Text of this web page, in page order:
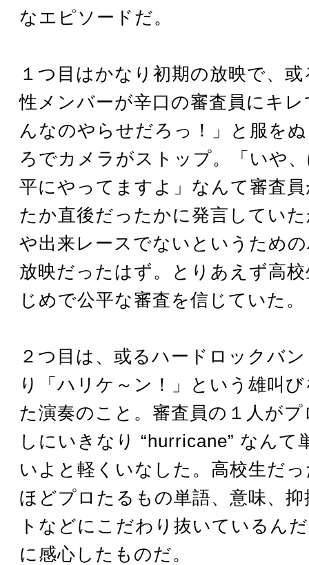
なエピソードだ。
１つ目はかなり初期の放映で、
性メンバーが辛口の審査員にキ
んなのやらせだろっ！」と服を
ろでカメラがストップ。「いや
平にやってますよ」なんて審査
たか直後だったかに発言してい
や出来レースでないというため
放映だったはず。とりあえず高
じめで公平な審査を信じていた。
２つ目は、或るハードロックバ
り「ハリケ～ン！」という雄叫
た演奏のこと。審査員の１人が
しにいきなり “hurricane” なんて
いよと軽くいなした。高校生だ
ほどプロたるもの単語、意味、
トなどにこだわり抜いているん
に感心したものだ。